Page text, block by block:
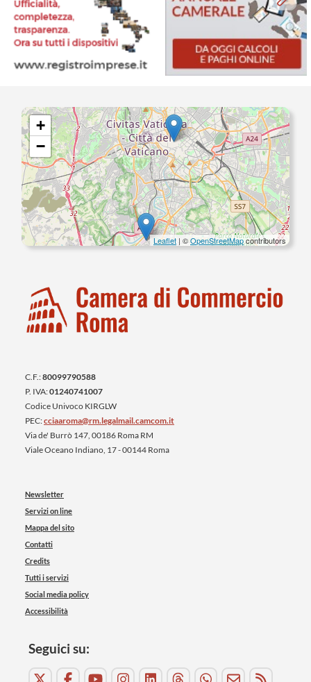
+
−
Leaflet | ©OpenStreetMapcontributors
C.F.:80099790588
P. IVA:01240741007
Codice Univoco KIRGLW
PEC:cciaaroma@rm.legalmail.camcom.it
Via de' Burrò 147, 00186 Roma RM
Viale Oceano Indiano, 17 - 00144 Roma
Newsletter
Servizi on line
Mappa del sito
Contatti
Credits
Tutti i servizi
Social media policy
Accessibilità
Seguici su: